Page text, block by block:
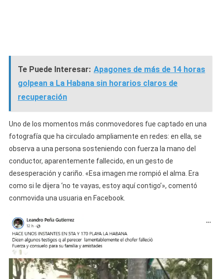
Te Puede Interesar: Apagones de más de 14 horas
golpean a La Habana sin horarios claros de
recuperación
Uno de los momentos más conmovedores fue captado en una
fotografía que ha circulado ampliamente en redes: en ella, se
observa a una persona sosteniendo con fuerza la mano del
conductor, aparentemente fallecido, en un gesto de
desesperación y cariño. «Esa imagen me rompió el alma. Era
como si le dijera ‘no te vayas, estoy aquí contigo’», comentó
conmovida una usuaria en Facebook.